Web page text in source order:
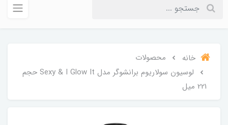
خانه
محصولات
لوسیون سولاریوم برانشوگر مدل Sexy & I Glow It حجم
221 میل